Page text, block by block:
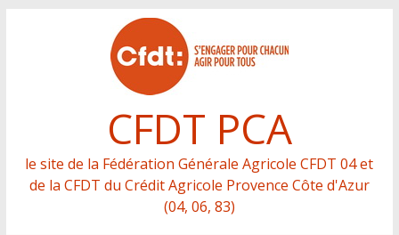
CFDT PCA
le site de la Fédération Générale Agricole CFDT 04 et
de la CFDT du Crédit Agricole Provence Côte d'Azur
(04, 06, 83)